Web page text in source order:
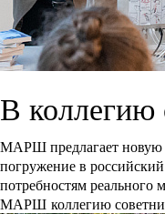
В
МАРШ предлагает новую
погружение в
потребностям
МАРШ коллегию